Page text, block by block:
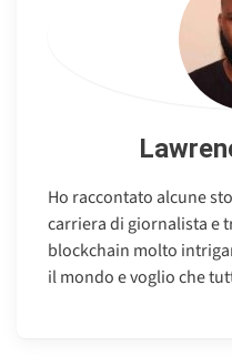
Ho raccontato alcune
carriera di giornalista e
blockchain molto
il mondo e voglio che